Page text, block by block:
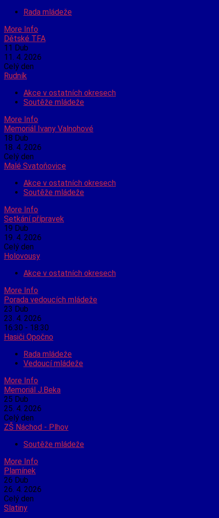
Rada mládeže
More Info
Dětské TFA
11 Dub
11. 4. 2026
Celý den
Rudník
Akce v ostatních okresech
Soutěže mládeže
More Info
Memoriál Ivany Valnohové
18 Dub
18. 4. 2026
Celý den
Malé Svatoňovice
Akce v ostatních okresech
Soutěže mládeže
More Info
Setkání přípravek
19 Dub
19. 4. 2026
Celý den
Holovousy
Akce v ostatních okresech
More Info
Porada vedoucích mládeže
23 Dub
23. 4. 2026
16:30 - 18:30
Hasiči Opočno
Rada mládeže
Vedoucí mládeže
More Info
Memoriál J.Beka
25 Dub
25. 4. 2026
Celý den
ZŠ Náchod - Plhov
Soutěže mládeže
More Info
Plamínek
26 Dub
26. 4. 2026
Celý den
Slatiny